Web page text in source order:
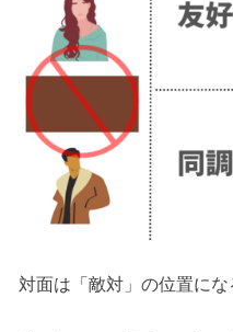
対面は「敵対」の位置にな